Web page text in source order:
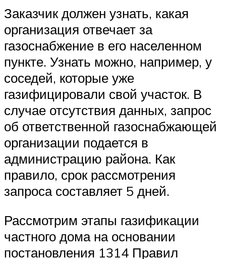
Заказчик должен узнать, какая
организация отвечает за
газоснабжение в его населенном
пункте. Узнать можно, например, у
соседей, которые уже
газифицировали свой участок. В
случае отсутствия данных, запрос
об ответственной газоснабжающей
организации подается в
администрацию района. Как
правило, срок рассмотрения
запроса составляет 5 дней.
Рассмотрим этапы газификации
частного дома на основании
постановления 1314 Правил